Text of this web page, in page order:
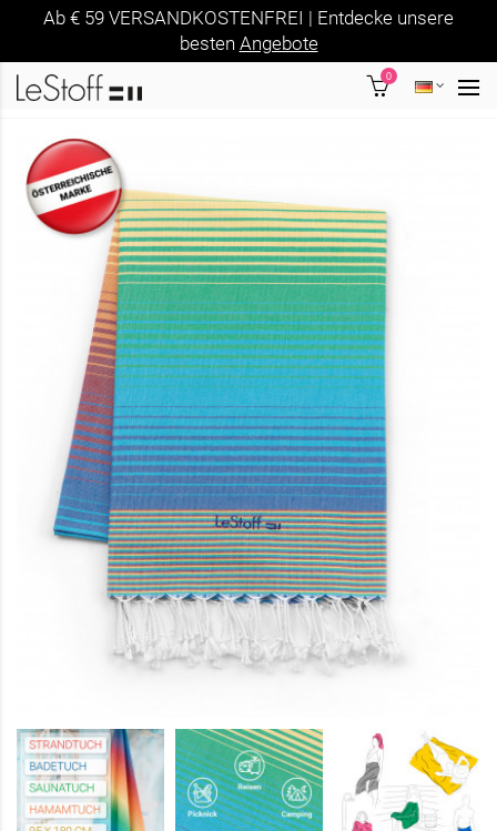
Ab € 59 VERSANDKOSTENFREI | Entdecke unsere
besten Angebote
0